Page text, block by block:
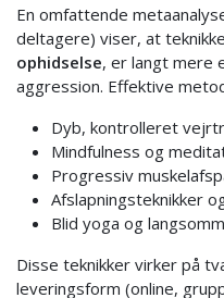
En omfattende
deltagere) viser, at
ophidselse, er langt mere
aggression. Effektive
Dyb, kontrolleret
Mindfulness og
Progressiv
Afslapningsteknikker
Blid yoga og
Disse teknikker virker på
leveringsform (online,